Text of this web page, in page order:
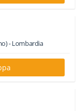
-Lombardia